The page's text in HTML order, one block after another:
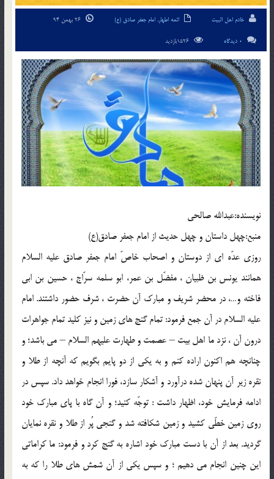
خادم اهل البیت ائمه اطهار, امام جعفر صادق (ع)
0 دیدگاه
نويسنده:عبدالله صالحي
منبع:چهل داستان و چهل حديث از امام جعفر صادق(ع)
روزي عدّه اي از دوستان و اصحاب خاصّ امام جعفر صادق عليه السلام
همانند يونس بن ظبيان ، مفضّل بن عمر، ابو سلمه سرّاج ، حسين بن ابي
فاخته و…، در محضر شريف و مبارك آن حضرت ، شرف حضور داشتند. امام
عليه السلام در آن جمع فرمود: تمام گنج هاي زمين و نيز كليد تمام جواهرات
درون آن ، نزد ما اهل بيت – عصمت و طهارت عليهم السلام – مي باشد؛ و
چنانچه هم اكنون اراده كنم و به يكي از دو پايم بگويم كه آنچه از طلا و
نقره زير آن پنهان شده درآورد و آشكار سازد، فورا انجام خواهد داد. سپس در
ادامه فرمايش خود، اظهار داشت : توجّه كنيد؛ و آن گاه با پاي مبارك خود
روي زمين خطّي كشيد و زمين شكافته شد و گنجي پُر از طلا و نقره نمايان
گرديد. بعد از آن با دست مبارك خود اشاره به گنج كرد و فرمود: ما كراماتي
اين چنين انجام مي دهيم ؛ و سپس يكي از آن شمش هاي طلا را كه به